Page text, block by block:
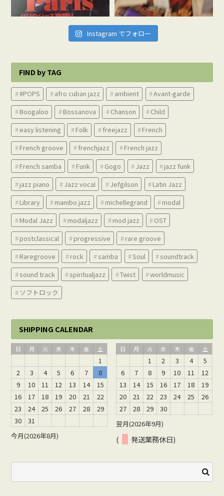
Instagram でフォロー
FIND by TAG
#POPS afro cuban jazz ambient
Avant-garde
Boogaloo
Bossanova Chanson
Child
easy listening
Folk freejazz
French
French groove
frenchjazz
French jazz
French samba
Funk Gogo Jazz
jazz funk
jazz piano
Jazz vocal Jefgilson
Latin Jazz
Library
mambo jazz michellegrand
modal
Modal Jazz
modaljazz mod jazz
OST
postclassical
progressive
rare groove
Raregroove
rock samba Soul
soundtrack
sound track
spiritualjazz Twist
worldmusic
ソフトロック
SHIPPING CALENDAR
今月(2026年8月)
日 月 火 水 木 金 土
1
2
3 4 5 6 7
8
9
10 11 12 13 14
15
16
17 18 19 20 21
22
23
24 25 26 27 28
29
30
31 翌月(2026年9月)
日 月 火 水 木 金 土
1 2 3 4
5
6
7 8 9 10 11
12
13
14 15 16 17 18
19
20
21 22 23 24 25
26
27
28 29 30
( 発送業務休日)